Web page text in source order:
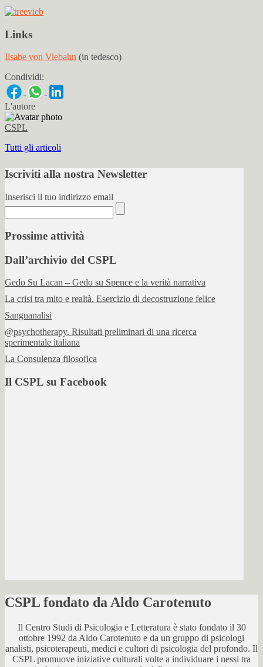
Links
Ilsabe von Viebahn (in tedesco)
Condividi:
L'autore
CSPL
Tutti gli articoli
Iscriviti alla nostra Newsletter
Inserisci il tuo indirizzo email
Prossime attività
Dall’archivio del CSPL
Gedo Su Lacan – Gedo su Spence e la verità narrativa
La crisi tra mito e realtà. Esercizio di decostruzione felice
Sanguanalisi
@psychotherapy. Risultati preliminari di una ricerca
sperimentale italiana
La Consulenza filosofica
Il CSPL su Facebook
CSPL fondato da Aldo Carotenuto
Il Centro Studi di Psicologia e Letteratura è stato fondato il 30
ottobre 1992 da Aldo Carotenuto e da un gruppo di psicologi
analisti, psicoterapeuti, medici e cultori di psicologia del profondo. Il
CSPL promuove iniziative culturali volte a individuare i nessi tra